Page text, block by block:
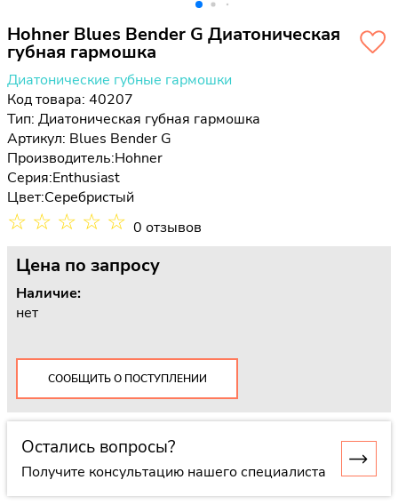
Hohner Blues Bender G Диатоническая
губная гармошка
Диатонические губные гармошки
Код товара: 40207
Тип: Диатоническая губная гармошка
Артикул: Blues Bender G
Производитель:Hohner
Серия:Enthusiast
Цвет:Серебристый
☆ ☆ ☆ ☆ ☆ 0 отзывов
Цена по запросу
Наличие:
нет
СООБЩИТЬ О ПОСТУПЛЕНИИ
Остались вопросы?
Получите консультацию нашего специалиста